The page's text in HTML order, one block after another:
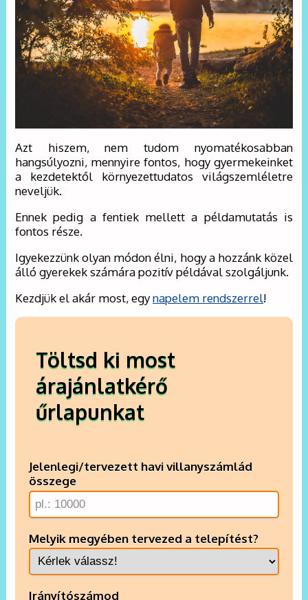
Azt hiszem, nem tudom nyomatékosabban
hangsúlyozni, mennyire fontos, hogy gyermekeinket
a kezdetektől környezettudatos világszemléletre
neveljük.
Ennek pedig a fentiek mellett a példamutatás is
fontos része.
Igyekezzünk olyan módon élni, hogy a hozzánk közel
álló gyerekek számára pozitív példával szolgáljunk.
Kezdjük el akár most, egynapelem rendszerrel!
Töltsd ki most
árajánlatkérő
űrlapunkat
Jelenlegi/tervezett havi villanyszámlád
összege
Melyik megyében tervezed a telepítést?
Irányítószámod